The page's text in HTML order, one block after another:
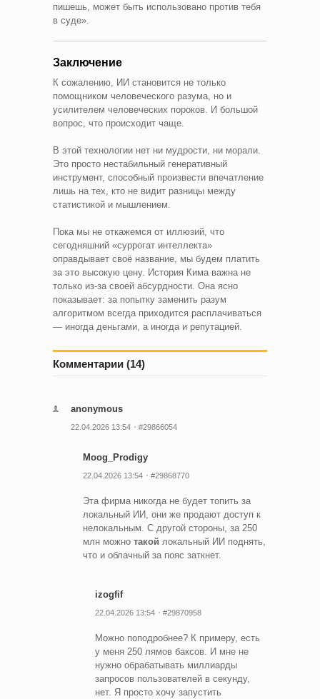
пишешь, может быть использовано против тебя
в суде».
Заключение
К сожалению, ИИ становится не только
помощником человеческого разума, но и
усилителем человеческих пороков. И большой
вопрос, что происходит чаще.
В этой технологии нет ни мудрости, ни морали.
Это просто нестабильный генеративный
инструмент, способный произвести впечатление
лишь на тех, кто не видит разницы между
статистикой и мышлением.
Пока мы не откажемся от иллюзий, что
сегодняшний «суррогат интеллекта»
оправдывает своё название, мы будем платить
за это высокую цену. История Кима важна не
только из-за своей абсурдности. Она ясно
показывает: за попытку заменить разум
алгоритмом всегда приходится расплачиваться
— иногда деньгами, а иногда и репутацией.
Комментарии (14)
anonymous
22.04.2026 13:54 #29866054
Moog_Prodigy
22.04.2026 13:54 #29868770
Эта фирма никогда не будет топить за
локальный ИИ, они же продают доступ к
нелокальным. С другой стороны, за 250
млн можно такой локальный ИИ поднять,
что и облачный за пояс заткнет.
izogfif
22.04.2026 13:54 #29870958
Можно поподробнее? К примеру, есть
у меня 250 лямов баксов. И мне не
нужно обрабатывать миллиарды
запросов пользователей в секунду,
нет. Я просто хочу запустить